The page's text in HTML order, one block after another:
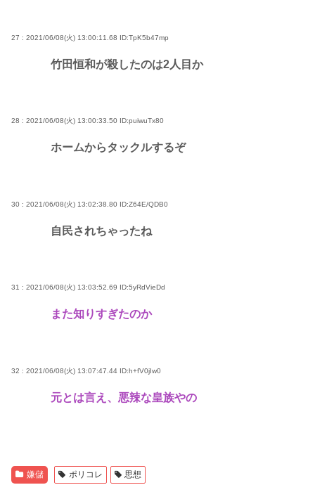
27 : 2021/06/08(火) 13:00:11.68 ID:TpK5b47mp
竹田恒和が殺したのは2人目か
28 : 2021/06/08(火) 13:00:33.50 ID:puiwuTx80
ホームからタックルするぞ
30 : 2021/06/08(火) 13:02:38.80 ID:Z64E/QDB0
自民されちゃったね
31 : 2021/06/08(火) 13:03:52.69 ID:5yRdVieDd
また知りすぎたのか
32 : 2021/06/08(火) 13:07:47.44 ID:h+fV0jIw0
元とは言え、悪辣な皇族やの
嫌儲 ポリコレ 思想